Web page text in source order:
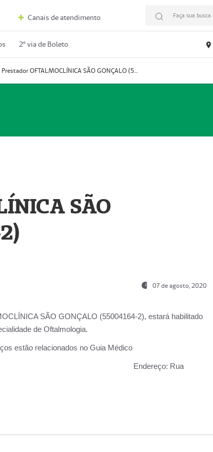
Canais de atendimento Faça sua busca
2º via de Boleto
Prestador OFTALMOCLÍNICA SÃO GONÇALO (55004164-2)
SÃO
07 de agosto, 2020
SÃO GONÇALO (55004164-2), estará habilitado
de Oftalmologia.
estão relacionados no Guia Médico
(55004164-2). Endereço: Rua